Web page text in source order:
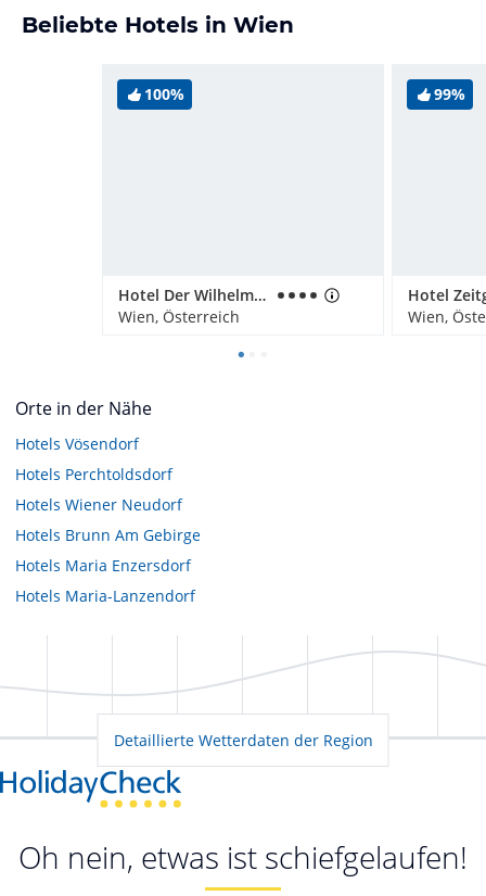
Beliebte Hotels in Wien
100%
Hotel Der Wilhelmshof
Wien, Österreich
99%
Wien,
Orte in der Nähe
Hotels Vösendorf
Hotels Perchtoldsdorf
Hotels Wiener Neudorf
Hotels Brunn Am Gebirge
Hotels Maria Enzersdorf
Hotels Maria-Lanzendorf
Detaillierte Wetterdaten der Region
Oh nein, etwas ist schiefgelaufen!